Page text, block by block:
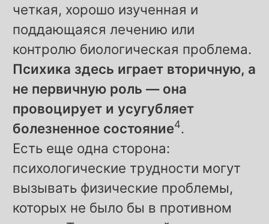
четкая, хорошо изученная и
поддающаяся лечению или
контролю биологическая проблема.
Психика здесь играет вторичную, а
не первичную роль — она
провоцирует и усугубляет
болезненное состояние4.
Есть еще одна сторона:
психологические трудности могут
вызывать физические проблемы,
которых не было бы в противном